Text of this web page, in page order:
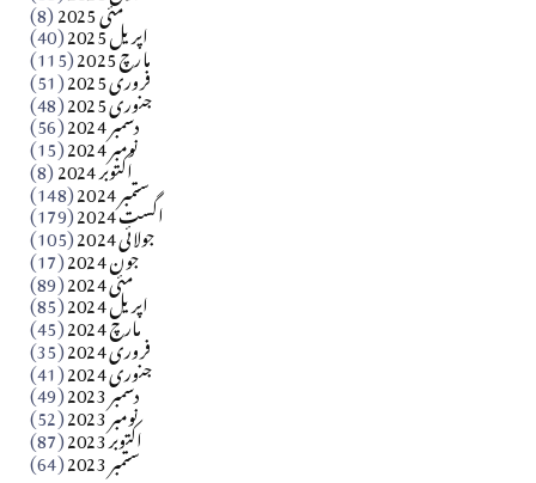
آزاد کشمیر جیسے احتجاج کی ضرورت ہے؟ از،،، ظہیرالدین
مئی 2025 (8) اپریل 2025 (40) مارچ 2025 (115) فروری 2025 (51) جنوری 2025 (48) دسمبر 2024 (56) نومبر 2024 (15) اکتوبر 2024 (8) ستمبر 2024 (148) اگست 2024 (179) جولائی 2024 (105) جون 2024 (17) مئی 2024 (89) اپریل 2024 (85) مارچ 2024 (45) فروری 2024 (35) جنوری 2024 (41) دسمبر 2023 (49) نومبر 2023 (52) اکتوبر 2023 (87) ستمبر 2023 (64)